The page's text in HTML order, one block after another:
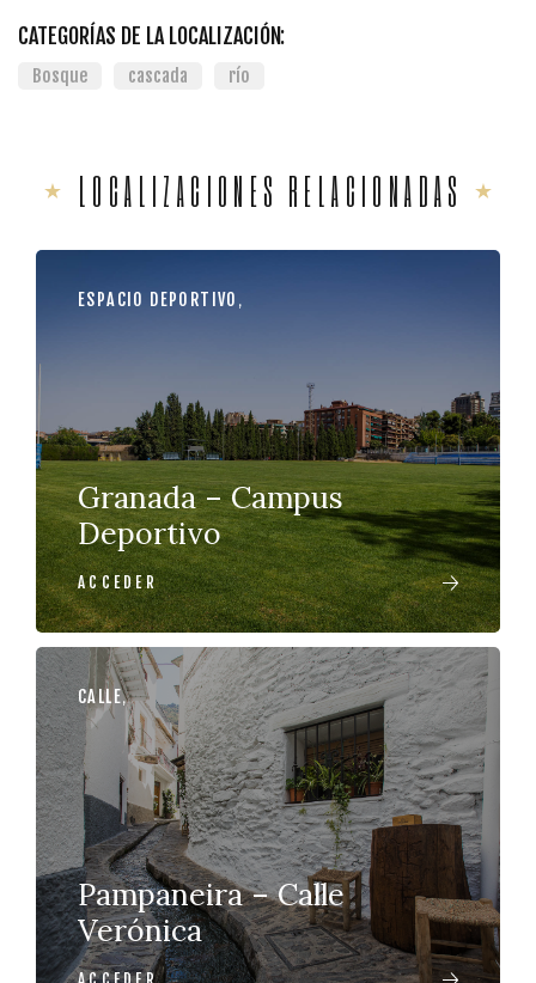
CATEGORÍAS DE LA LOCALIZACIÓN:
Bosque cascada río
LOCALIZACIONES RELACIONADAS
ESPACIO DEPORTIVO ,
Granada – Campus
Deportivo
ACCEDER
CALLE,
Pampaneira – Calle
Verónica